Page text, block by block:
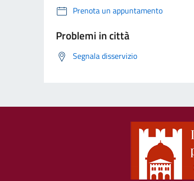
Prenota un appuntamento
Problemi in città
Segnala disservizio